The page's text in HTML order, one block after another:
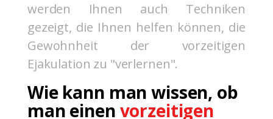
werden Ihnen auch Techniken
gezeigt, die Ihnen helfen können, die
Gewohnheit der vorzeitigen
Ejakulation zu "verlernen".
Wie kann man wissen, ob
man einen vorzeitigen